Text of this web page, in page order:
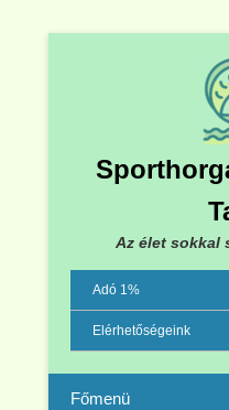
Az élet sokkal
Adó 1%
Elérhetőségeink
Menu